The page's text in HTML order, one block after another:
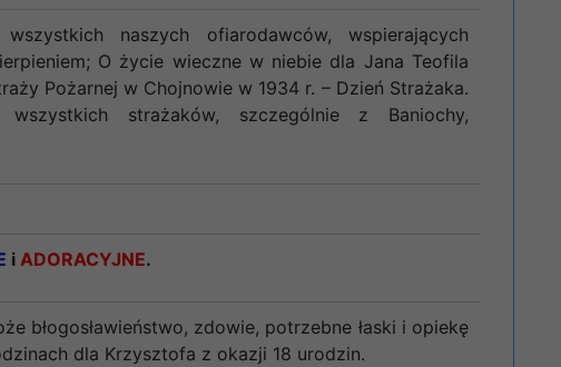
naszych ofiarodawców, wspierających
O życie wieczne w niebie dla Jana Teofila
Pożarnej w Chojnowie w 1934 r. – Dzień Strażaka.
strażaków, szczególnie z Baniochy,
i ADORACYJNE.
błogosławieństwo, zdowie, potrzebne łaski i opiekę
dla Krzysztofa z okazji 18 urodzin.